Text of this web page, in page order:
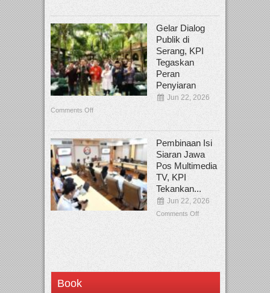
Gelar Dialog
Publik di
Serang, KPI
Tegaskan
Peran
Penyiaran
Jun 22, 2026
Comments Off
Pembinaan Isi
Siaran Jawa
Pos Multimedia
TV, KPI
Tekankan...
Jun 22, 2026
Comments Off
Book